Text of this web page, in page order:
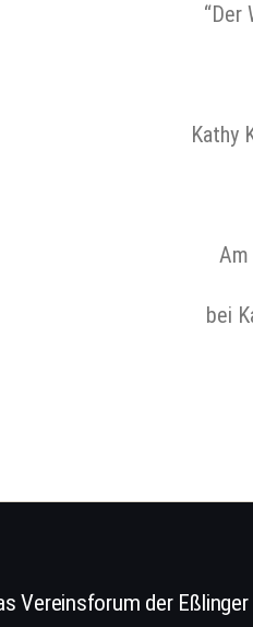
“Der
Kathy
bei
Vereinsforum der Eßlinger